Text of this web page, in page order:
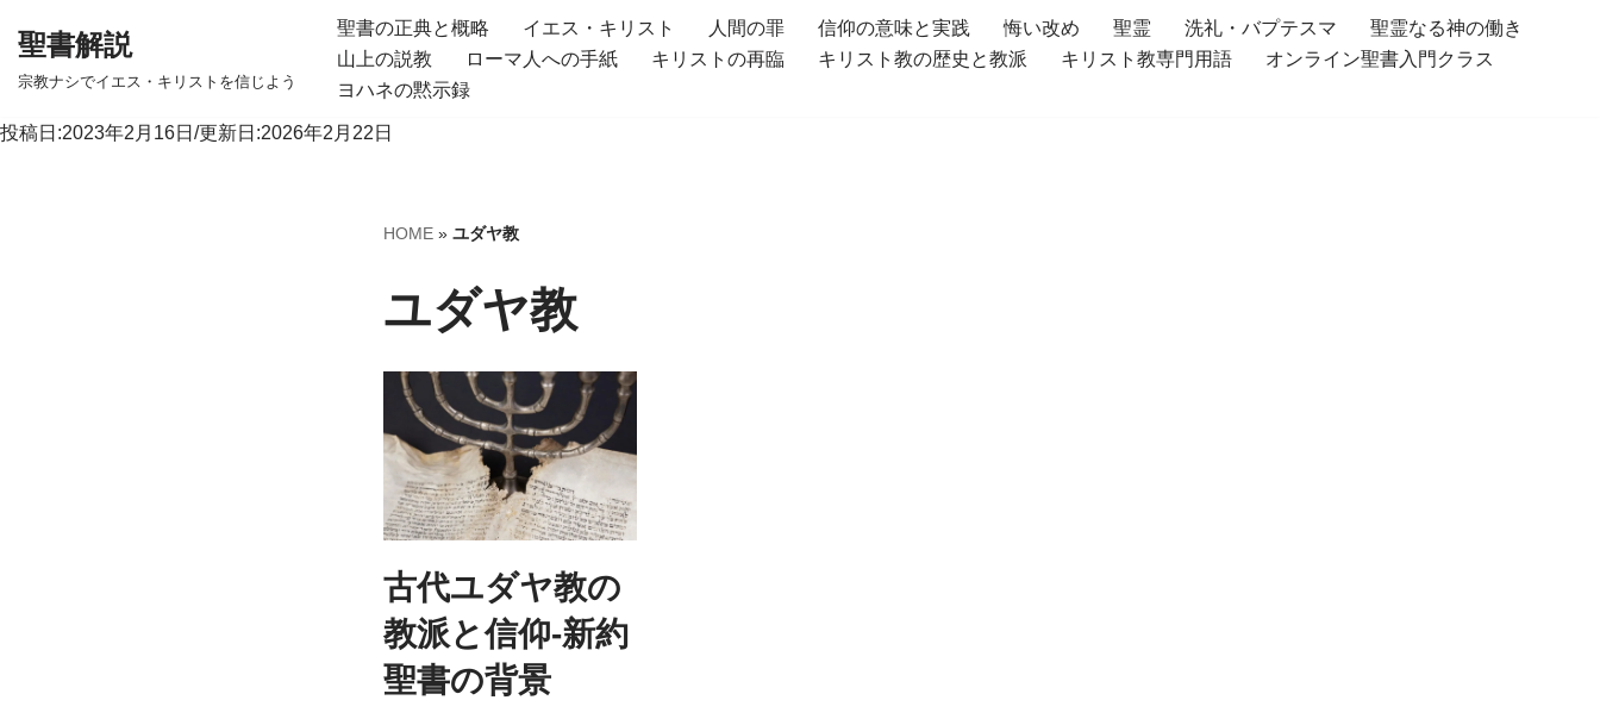
テ
聖書解説
宗教ナシでイエス・キリストを信じよう
聖書の正典と概略 イエス・キリスト 人間の罪 信仰の意味と実践 悔い改め 聖霊 洗礼・バプテスマ
聖霊なる神の働き
山上の説教
ローマ人への手紙 キリストの再臨 キリスト教の歴史と教派 キリスト教専門用語
オンライン聖書入門クラス
ヨハネの黙示録
投稿日:2023年2月16日/更新日:2026年2月22日
HOME » ユダヤ教
ユダヤ教
古代ユダヤ教の
教派と信仰-新約
聖書の背景